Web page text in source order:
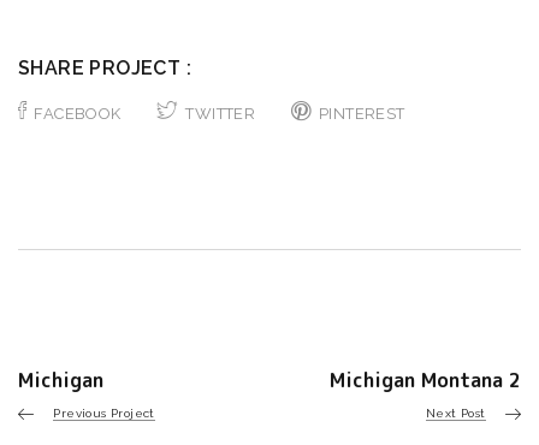
SHARE PROJECT :
FACEBOOK TWITTER PINTEREST
Michigan
Previous Project
Michigan Montana 2
Next Post